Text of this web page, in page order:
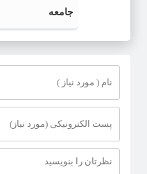
جامعه